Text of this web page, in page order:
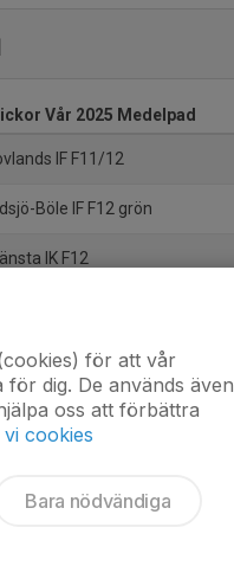
Vår 2025 Medelpad
IF F11/12
Böle IF F12 grön
IK F12
IK F12för att vår
dig. De används även
oss att förbättra
cookies
Bara nödvändiga